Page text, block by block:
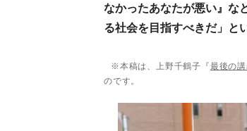
なかったあなたが悪い』な
る社会を目指すべきだ」と
※本稿は、上野千鶴子『最後の
のです。